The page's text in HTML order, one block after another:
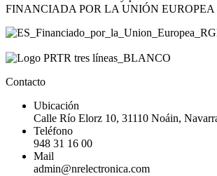
FINANCIADA POR LA UNIÓN
Contacto
Ubicación
Calle Río Elorz 10, 31110 Noáin,
Teléfono
948 31 16 00
Mail
admin@nrelectronica.com